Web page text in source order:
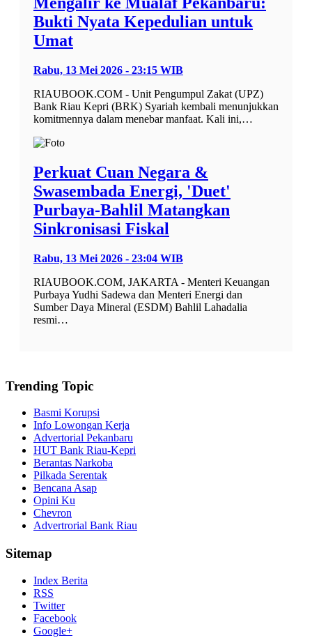
Bukti Nyata Kepedulian untuk
Umat
Rabu, 13 Mei 2026 - 23:15 WIB
RIAUBOOK.COM - Unit Pengumpul Zakat (UPZ)
Bank Riau Kepri (BRK) Syariah kembali menunjukkan
komitmennya dalam menebar manfaat. Kali ini,…
Perkuat Cuan Negara &
Swasembada Energi, 'Duet'
Purbaya-Bahlil Matangkan
Sinkronisasi Fiskal
Rabu, 13 Mei 2026 - 23:04 WIB
RIAUBOOK.COM, JAKARTA - Menteri Keuangan
Purbaya Yudhi Sadewa dan Menteri Energi dan
Sumber Daya Mineral (ESDM) Bahlil Lahadalia
resmi…
Trending Topic
Basmi Korupsi
Info Lowongan Kerja
Advertorial Pekanbaru
HUT Bank Riau-Kepri
Berantas Narkoba
Pilkada Serentak
Bencana Asap
Opini Ku
Chevron
Advertrorial Bank Riau
Sitemap
Index Berita
RSS
Twitter
Facebook
Google+